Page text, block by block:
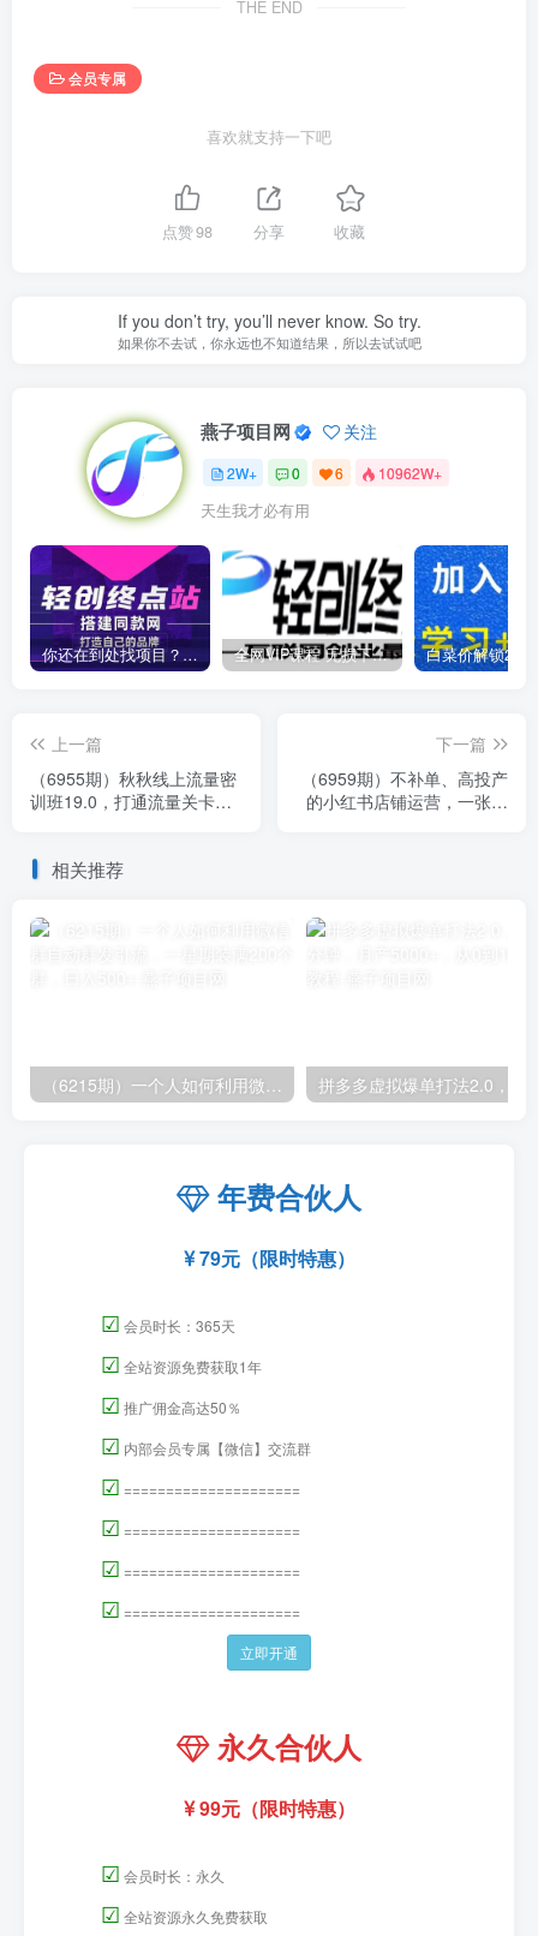
THE END
会员专属
喜欢就支持一下吧
点赞98 分享 收藏
If you don’t try, you’ll never know. So try.
如果你不去试，你永远也不知道结果，所以去试试吧
燕子项目网 关注
2W+ 0 6 10962W+
天生我才必有用
你还在到处找项目？还在当韭菜？我靠卖项目一个月收入5万+，曾经我也是个失败者。 全网VIP课程 无损下载~
上一篇
（6955期）秋秋线上流量密
训班19.0，打通流量关卡，
下一篇
（6959期）不补单、高投产
的小红书店铺运营，一张身
相关推荐
年费合伙人
79元（限时特惠）
☑ 会员时长：365天
☑ 全站资源免费获取1年
☑ 推广佣金高达50％
☑ 内部会员专属【微信】交流群
☑ =====================
☑ =====================
☑ =====================
☑ =====================
立即开通
永久合伙人
99元（限时特惠）
☑ 会员时长：永久
☑ 全站资源永久免费获取